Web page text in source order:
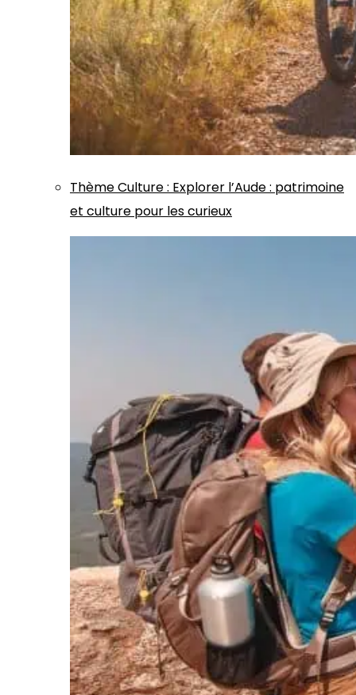
ThèmeCulture: Explorer l’Aude : patrimoine
et culture pour les curieux